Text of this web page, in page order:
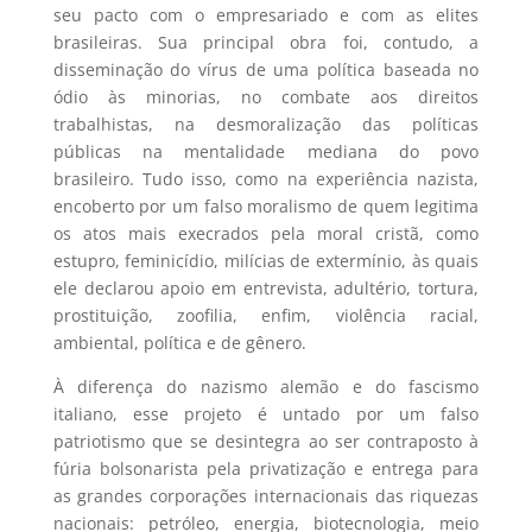
seu pacto com o empresariado e com as elites
brasileiras. Sua principal obra foi, contudo, a
disseminação do vírus de uma política baseada no
ódio às minorias, no combate aos direitos
trabalhistas, na desmoralização das políticas
públicas na mentalidade mediana do povo
brasileiro. Tudo isso, como na experiência nazista,
encoberto por um falso moralismo de quem legitima
os atos mais execrados pela moral cristã, como
estupro, feminicídio, milícias de extermínio, às quais
ele declarou apoio em entrevista, adultério, tortura,
prostituição, zoofilia, enfim, violência racial,
ambiental, política e de gênero.
À diferença do nazismo alemão e do fascismo
italiano, esse projeto é untado por um falso
patriotismo que se desintegra ao ser contraposto à
fúria bolsonarista pela privatização e entrega para
as grandes corporações internacionais das riquezas
nacionais: petróleo, energia, biotecnologia, meio